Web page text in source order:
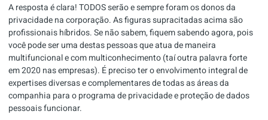
A resposta é clara! TODOS serão e sempre foram os donos da
privacidade na corporação. As figuras supracitadas acima são
profissionais híbridos. Se não sabem, fiquem sabendo agora, pois
você pode ser uma destas pessoas que atua de maneira
multifuncional e com multiconhecimento (taí outra palavra forte
em 2020 nas empresas). É preciso ter o envolvimento integral de
expertises diversas e complementares de todas as áreas da
companhia para o programa de privacidade e proteção de dados
pessoais funcionar.